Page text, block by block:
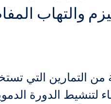
والتهاب
التمارين التي
لتنشيط الدورة